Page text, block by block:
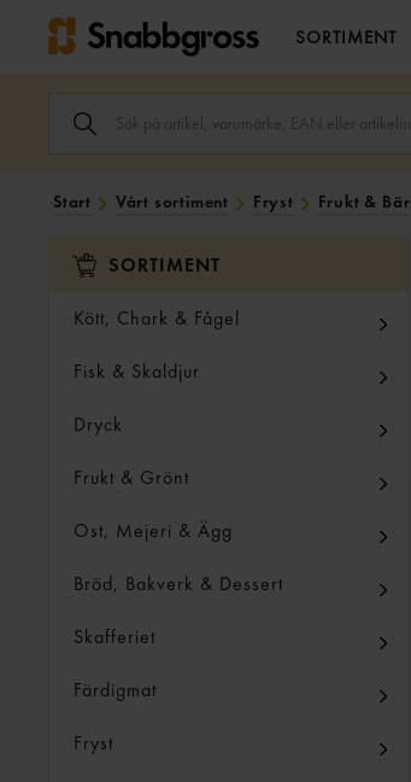
SORTIMENT
ARTIKEL,
ARTIKELNUMMER
SÖK
FÄLTET.
Start Vårt sortiment Fryst Frukt & Bär
SORTIMENT
Kött, Chark & Fågel
Fisk & Skaldjur
Dryck
Frukt & Grönt
Ost, Mejeri & Ägg
Bröd, Bakverk & Dessert
Skafferiet
Färdigmat
Fryst